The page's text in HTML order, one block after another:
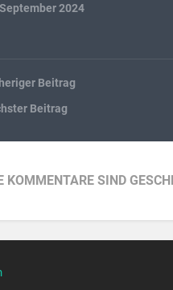
2024
Beitrag
Beitrag
KOMMENTARE SIND